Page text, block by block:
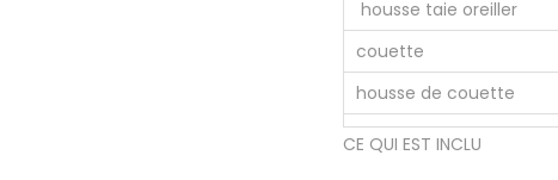
housse taie oreiller
couette
housse de couette
CE QUI EST INCLU